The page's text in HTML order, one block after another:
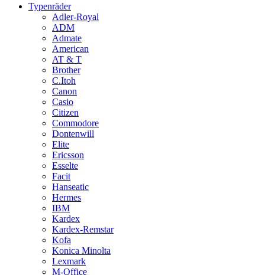
Typenräder
Adler-Royal
ADM
Admate
American
AT & T
Brother
C.Itoh
Canon
Casio
Citizen
Commodore
Dontenwill
Elite
Ericsson
Esselte
Facit
Hanseatic
Hermes
IBM
Kardex
Kardex-Remstar
Kofa
Konica Minolta
Lexmark
M-Office